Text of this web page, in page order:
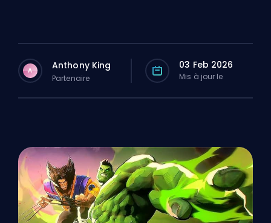
A Anthony King
Partenaire
03 Feb 2026
Mis à jour le